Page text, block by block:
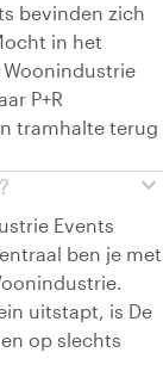
bevinden zich
in het
Woonindustrie
P+R
tramhalte terug
expand_more
Events
ben je met
uitstapt, is De
op slechts